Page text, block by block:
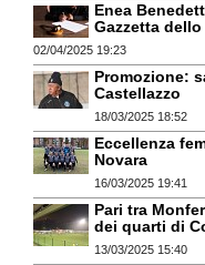
Enea
Gazzetta
02/04/2025 19:23
Promozione:
Castellazzo
18/03/2025 18:52
Eccellenza
Novara
16/03/2025 19:41
Pari tra
dei quarti di
13/03/2025 15:40